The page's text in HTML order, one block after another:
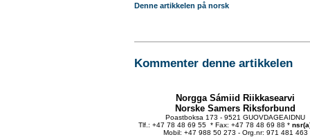
Denne artikkelen på norsk
Kommenter denne artikkelen
Norgga Sámiid Riikkasearvi
Norske Samers Riksforbund
Poastboksa 173 - 9521 GUOVDAGEAIDNU
Tlf.: +47 78 48 69 55 * Fax: +47 78 48 69 88 *
Mobil: +47 988 50 273 - Org.nr: 971 481 463